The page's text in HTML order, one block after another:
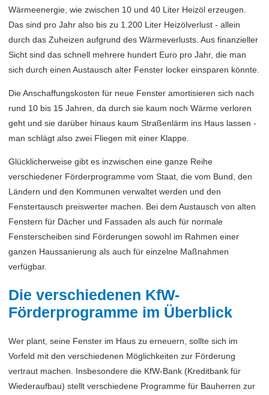
Wärmeenergie, wie zwischen 10 und 40 Liter Heizöl erzeugen.
Das sind pro Jahr also bis zu 1.200 Liter Heizölverlust - allein
durch das Zuheizen aufgrund des Wärmeverlusts. Aus finanzieller
Sicht sind das schnell mehrere hundert Euro pro Jahr, die man
sich durch einen Austausch alter Fenster locker einsparen könnte.
Die Anschaffungskosten für neue Fenster amortisieren sich nach
rund 10 bis 15 Jahren, da durch sie kaum noch Wärme verloren
geht und sie darüber hinaus kaum Straßenlärm ins Haus lassen -
man schlägt also zwei Fliegen mit einer Klappe.
Glücklicherweise gibt es inzwischen eine ganze Reihe
verschiedener Förderprogramme vom Staat, die vom Bund, den
Ländern und den Kommunen verwaltet werden und den
Fenstertausch preiswerter machen. Bei dem Austausch von alten
Fenstern für Dächer und Fassaden als auch für normale
Fensterscheiben sind Förderungen sowohl im Rahmen einer
ganzen Haussanierung als auch für einzelne Maßnahmen
verfügbar.
Die verschiedenen KfW-
Förderprogramme im Überblick
Wer plant, seine Fenster im Haus zu erneuern, sollte sich im
Vorfeld mit den verschiedenen Möglichkeiten zur Förderung
vertraut machen. Insbesondere die KfW-Bank (Kreditbank für
Wiederaufbau) stellt verschiedene Programme für Bauherren zur